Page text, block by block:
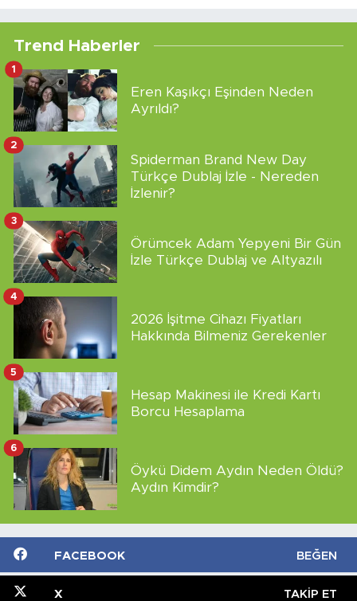
Trend Haberler
Eren Kaşıkçı Eşinden Neden
Ayrıldı?
1
Spiderman Brand New Day
Türkçe Dublaj İzle - Nereden
İzlenir?
2
Örümcek Adam Yepyeni Bir Gün
İzle Türkçe Dublaj ve Altyazılı
3
2026 İşitme Cihazı Fiyatları
Hakkında Bilmeniz Gerekenler
4
Hesap Makinesi ile Kredi Kartı
Borcu Hesaplama
5
Öykü Didem Aydın Neden Öldü?
Aydın Kimdir?
6
FACEBOOK BEĞEN
X TAKIP ET